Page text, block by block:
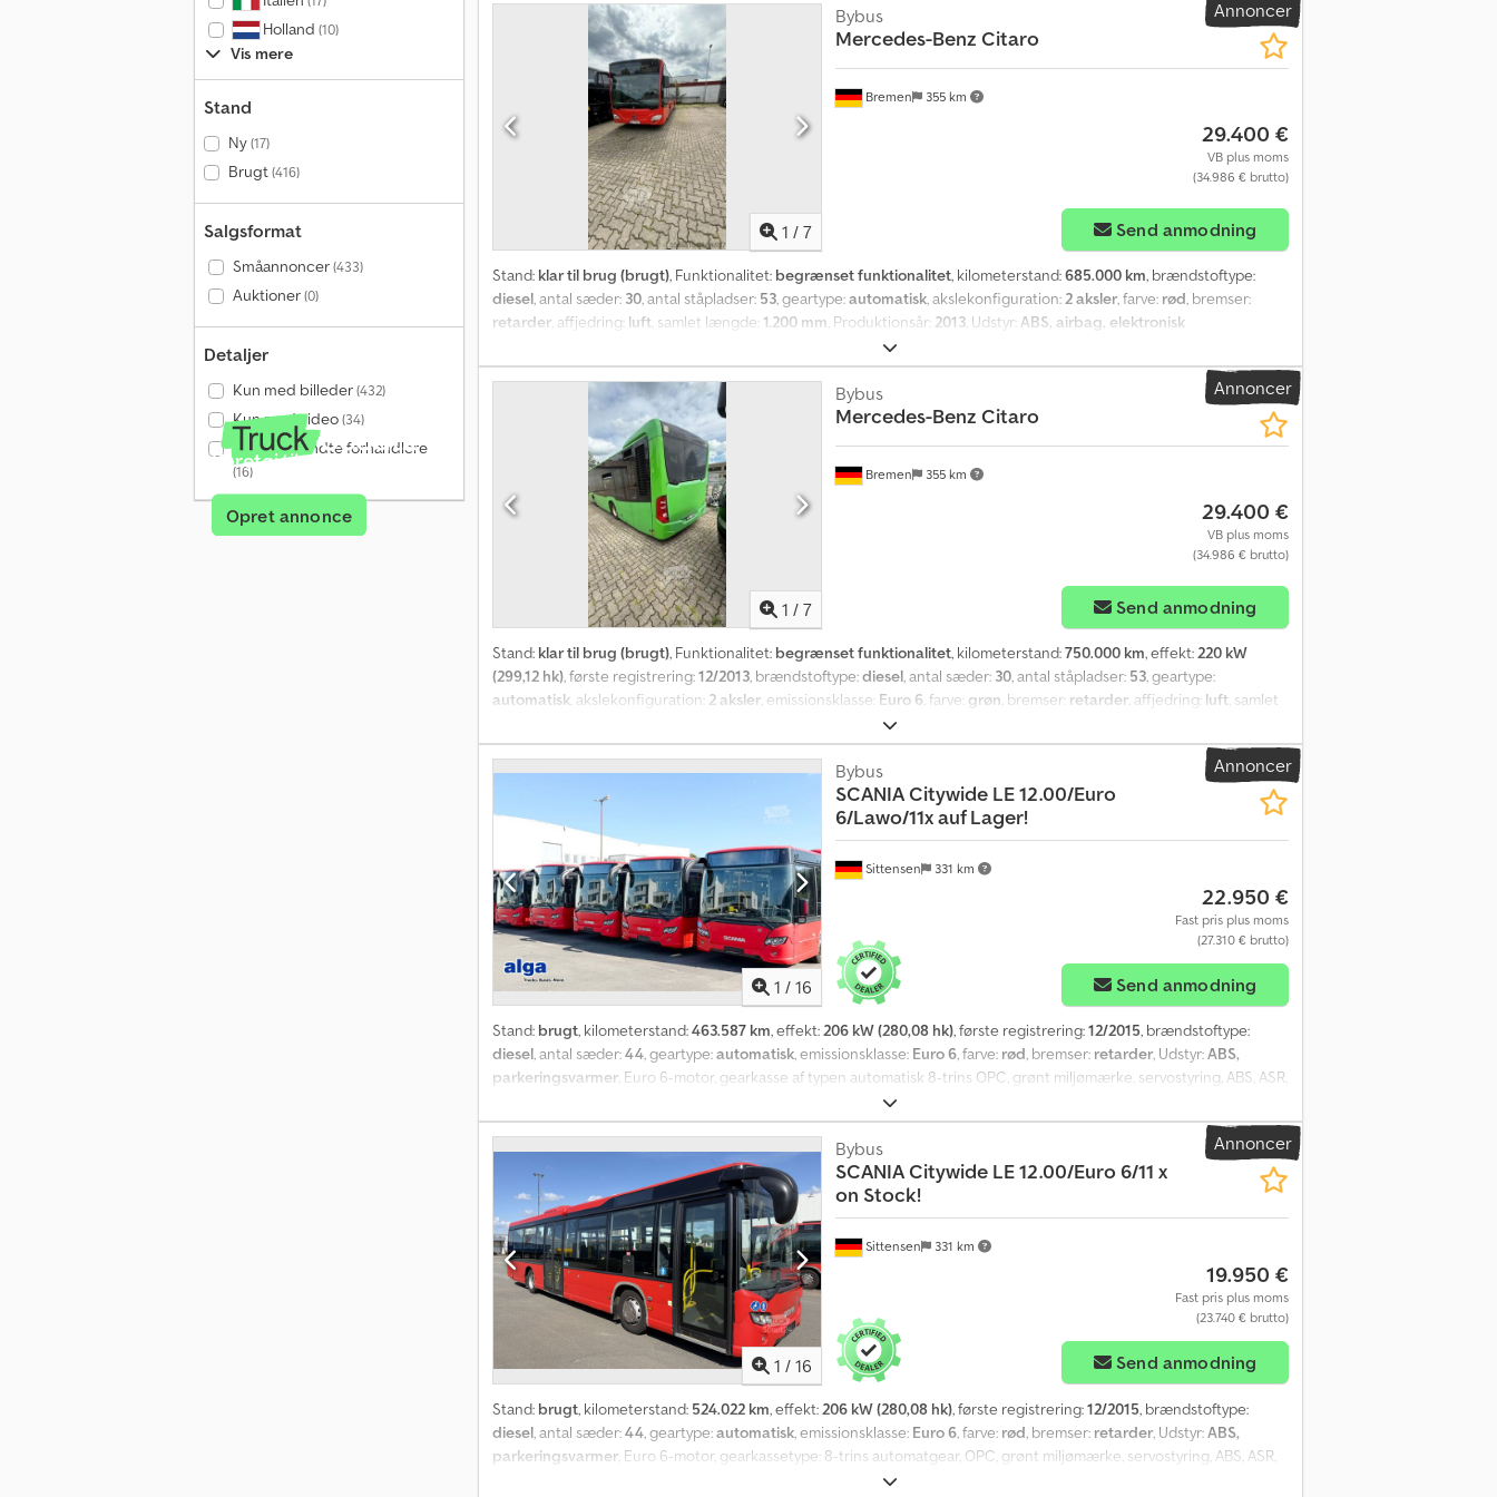
Holland (10)
Vis mere
Stand
Ny(17)
Brugt(416)
Salgsformat
Småannoncer(433)
Auktioner(0)
Detaljer
Kun med billeder(432)
Kun med video(34)
Kun godkendte forhandlere
(16)
Køretøj til salg?
Opret annonce
uforpligtende tilbud, med forbehold for fejl og mellemsalg. Billedet behøver ikke at svare til tilbuddet. Intern nummer
19196613x, 43+1 siddepladser, tysk, engelsk. Crodpfoy T Tprjx Ah Sef
Annoncer
1 / 7
Bremen 355 km
Bybus
Mercedes-Benz Citaro
29.400 €
VB plus moms
(34.986 € brutto)
Send anmodning
Stand: klar til brug (brugt), Funktionalitet: begrænset funktionalitet, kilometerstand:685.000 km, brændstoftype:
diesel, antal sæder: 30, antal ståpladser: 53, geartype:automatisk, akslekonfiguration:2 aksler, farve: rød, bremser:
retarder, affjedring: luft, samlet længde:1.200 mm, Produktionsår: 2013, Udstyr: ABS, airbag, elektronisk
stabilitetsprogram (ESP), fartpilot, helårsdæk, servostyring, sædevarmer
prøvekøres. Syn skal udføres på ny. Cjdpfxjzrvzle Ah Serf
Annoncer
1 / 7
Bremen 355 km
Bybus
Mercedes-Benz Citaro
29.400 €
VB plus moms
(34.986 € brutto)
Send anmodning
Stand: klar til brug (brugt), Funktionalitet: begrænset funktionalitet, kilometerstand:750.000 km, effekt:220 kW
(299,12 hk), første registrering:12/2013, brændstoftype:diesel, antal sæder: 30, antal ståpladser: 53, geartype:
automatisk, akslekonfiguration: 2 aksler, emissionsklasse: Euro 6, farve: grøn, bremser: retarder, affjedring: luft, samlet
ABS, airbag, elektronisk stabilitetsprogram (ESP), fartpilot, helårsdæk, servostyring
Udskiftet motor ved 730.000 km. Codpfozrvxkox Ah Sorf
Annoncer
1 / 16
Sittensen 331 km
Bybus
SCANIACitywide LE 12.00/Euro
6/Lawo/11x auf Lager!
22.950 €
Fast pris plus moms
(27.310 € brutto)
Send anmodning
Stand: brugt, kilometerstand:463.587 km, effekt:206 kW (280,08 hk), første registrering:12/2015, brændstoftype:
diesel, antal sæder:44, geartype:automatisk, emissionsklasse: Euro 6, farve: rød, bremser: retarder, Udstyr:ABS,
parkeringsvarmer, Euro 6-motor, gearkasse af typen automatisk 8-trins OPC, grønt miljømærke, servostyring, ABS, ASR,
hæve- og sænkesystem, knæled, retarder, klimaanlæg ved førerpladsen, ekstra varme, højttalere, mikrofon,
stereoanlæg med radio, luftdøre foran og bred midterdør, antal siddepladser: 43+1, ståendepladser: 30, 1
børnevognsrum, 1 plads til kørestol, håndstang, 2 sammenklappelige vinduer pr. side, rampe til kørestol, LAWO-matrix, 2
taglemmer, opvarmede sidespejle, elektrisk justerbare sidespejle. Cjdpjzpc I Tofx Ah Sorf
Annoncer
1 / 16
Sittensen 331 km
Bybus
SCANIACitywide LE 12.00/Euro 6/11 x
on Stock!
19.950 €
Fast pris plus moms
(23.740 € brutto)
Send anmodning
Stand: brugt, kilometerstand: 524.022 km, effekt: 206 kW (280,08 hk), første registrering:12/2015, brændstoftype:
diesel , antal sæder:44 , geartype:automatisk , emissionsklasse: Euro 6 , farve: rød , bremser: retarder, Udstyr:ABS,
parkeringsvarmer , Euro 6-motor, gearkassetype: 8-trins automatgear, OPC, grønt miljømærke, servostyring, ABS, ASR,
løfte- og sænkeanlæg, knæfald, retarder, klimaanlæg til førerkabinen, ekstra varme, højttalere, mikrofon, stereoanlæg